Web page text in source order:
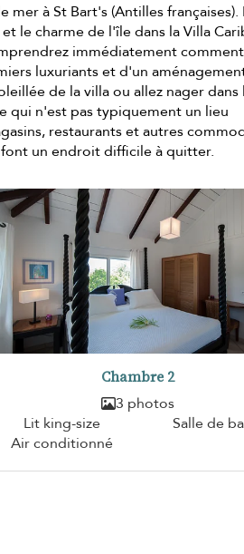
mer à St Bart's (Antilles françaises).
le charme de l'île dans la Villa
immédiatement
luxuriants et d'un
de la villa ou allez nager dans
qui n'est pas typiquement un lieu
restaurants et autres
un endroit difficile à quitter.
Chambre 2
3 photos
Lit king-size
Salle de
Air conditionné